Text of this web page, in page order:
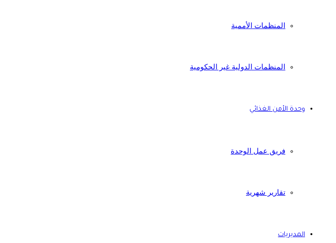
المنظمات الأممية
المنظمات الدولية غير الحكومية
وحدة الأمن الغذائي
فريق عمل الوحدة
تقارير شهرية
المديريات